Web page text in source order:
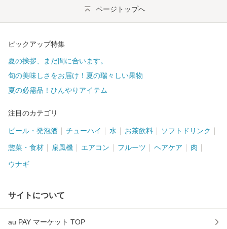
ページトップへ
ピックアップ特集
夏の挨拶、まだ間に合います。
旬の美味しさをお届け！夏の瑞々しい果物
夏の必需品！ひんやりアイテム
注目のカテゴリ
ビール・発泡酒 チューハイ 水 お茶飲料 ソフトドリンク
惣菜・食材 扇風機 エアコン フルーツ ヘアケア 肉
ウナギ
サイトについて
au PAY マーケット TOP